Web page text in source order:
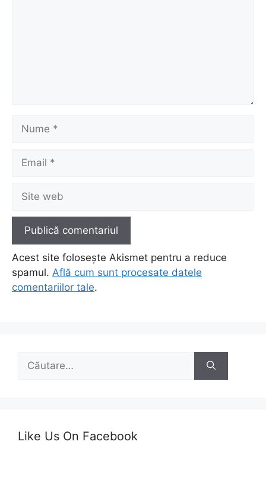
Nume
Email
Site
web
Acest site folosește Akismet pentru a reduce
spamul. Află cum sunt procesate datele
comentariilor tale.
după:
Like Us On Facebook